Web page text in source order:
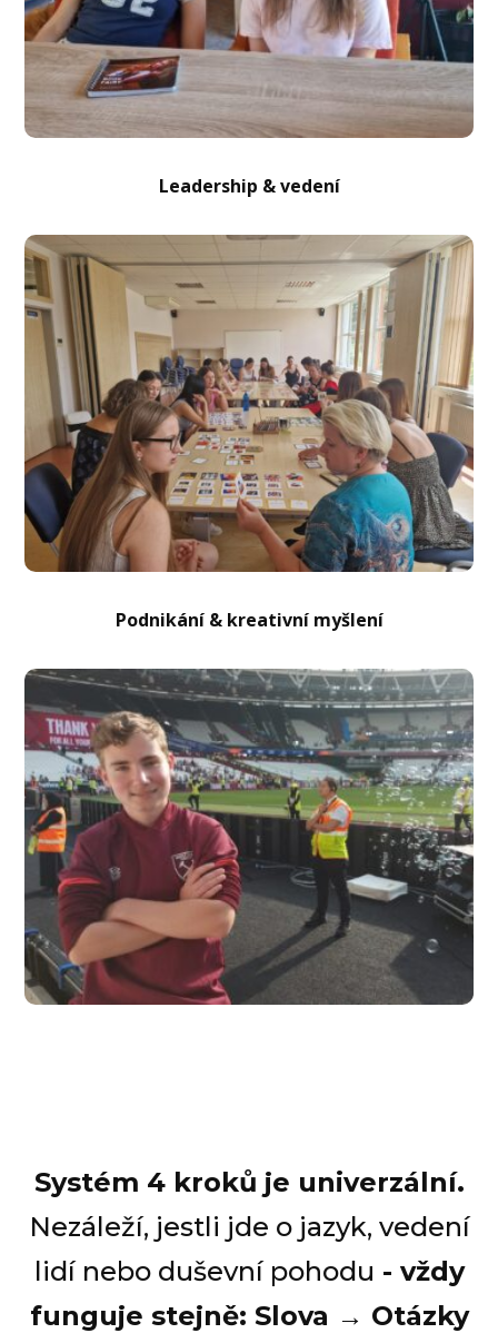
Leadership & vedení
Podnikání & kreativní myšlení
Systém 4 kroků je univerzální.
Nezáleží, jestli jde o jazyk, vedení
lidí nebo duševní pohodu - vždy
funguje stejně: Slova → Otázky